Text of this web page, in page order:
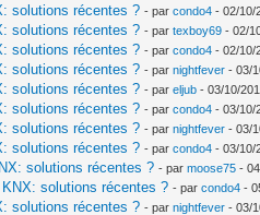
solutions récentes ? - parcondo4 - 02/10/
solutions récentes ? - partexboy69 - 02/
solutions récentes ? - parcondo4 - 02/10/
solutions récentes ? - parnightfever - 03/
solutions récentes ? - pareljub - 03/10/
solutions récentes ? - parcondo4 - 03/10/
solutions récentes ? - parnightfever - 03/
solutions récentes ? - parcondo4 - 03/10/
solutions récentes ? - parmoose75 -
solutions récentes ? - parcondo4 -
solutions récentes ? - parnightfever - 03/